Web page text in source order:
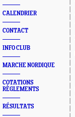
CALENDRIER
CONTACT
INFO CLUB
MARCHE NORDIQUE
COTATIONS
RÈGLEMENTS
RÉSULTATS